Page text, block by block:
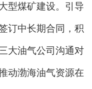
型煤矿建设。引导
订中长期合同，积
大油气公司沟通对
动渤海油气资源在